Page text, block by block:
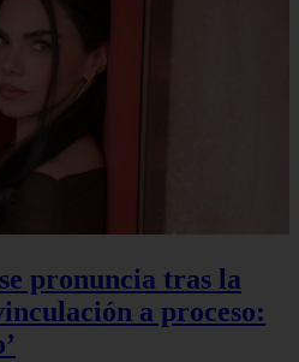
pronuncia tras la
a proceso: